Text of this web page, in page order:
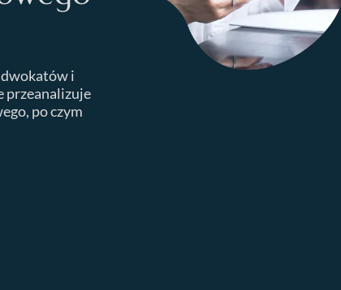
i
przeanalizuje
po czym